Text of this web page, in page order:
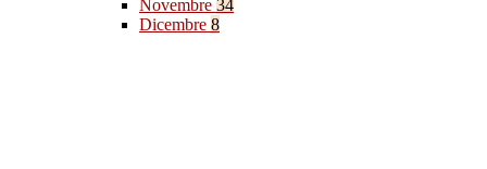
Novembre 34
Dicembre 8